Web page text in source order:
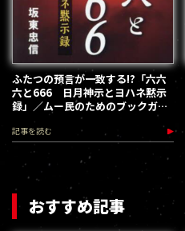
ふたつの預言が一致する!?「六六
六と666 日月神示とヨハネ黙示
録」／ムー民のためのブックガイ
記事を読む
おすすめ記事